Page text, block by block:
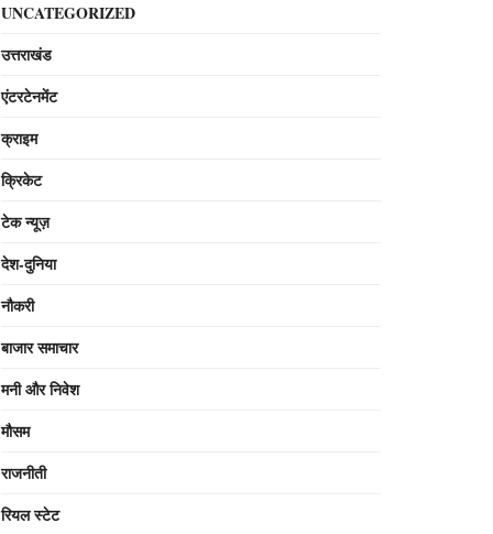
UNCATEGORIZED
उत्तराखंड
एंटरटेनमेंट
क्राइम
क्रिकेट
टेक न्यूज़
देश-दुनिया
नौकरी
बाजार समाचार
मनी और निवेश
मौसम
राजनीती
रियल स्टेट